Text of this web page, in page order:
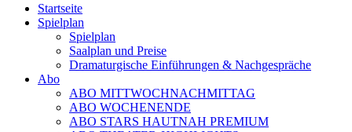
Startseite
Spielplan
Spielplan
Saalplan und Preise
Dramaturgische Einführungen & Nachgespräche
Abo
ABO MITTWOCHNACHMITTAG
ABO WOCHENENDE
ABO STARS HAUTNAH PREMIUM